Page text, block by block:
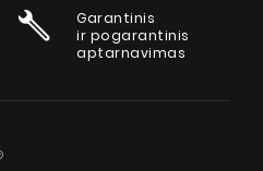
Garantinis
ir pogarantinis
aptarnavimas